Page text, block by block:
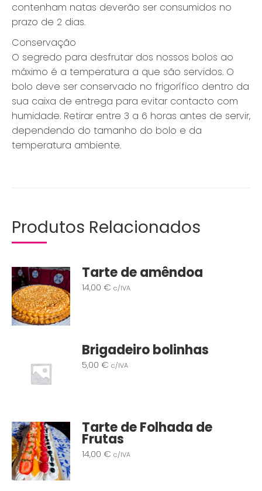
contenham natas deverão ser consumidos no
prazo de 2 dias.
Conservação
O segredo para desfrutar dos nossos bolos ao
máximo é a temperatura a que são servidos. O
bolo deve ser conservado no frigorífico dentro da
sua caixa de entrega para evitar contacto com
humidade. Retirar entre 3 a 6 horas antes de servir,
dependendo do tamanho do bolo e da
temperatura ambiente.
Produtos Relacionados
Tarte de amêndoa
14,00 € c/IVA
Brigadeiro bolinhas
5,00 € c/IVA
Tarte de Folhada de
Frutas
14,00 € c/IVA